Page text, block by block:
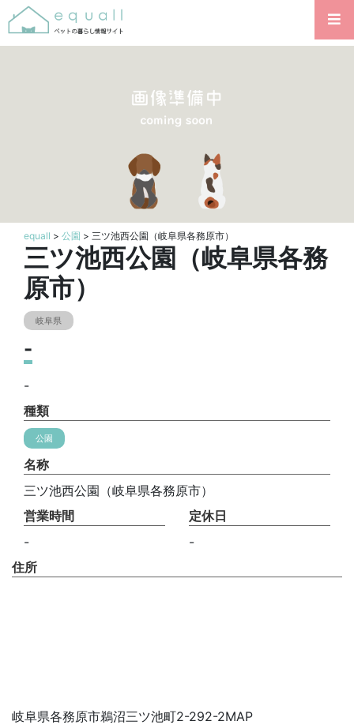
equall > 公園 > 三ツ池西公園（岐阜県各務原市）
三ツ池西公園（岐阜県各務
原市）
岐阜県
-
-
種類
公園
名称
三ツ池西公園（岐阜県各務原市）
営業時間
-
定休日
-
住所
岐阜県各務原市鵜沼三ツ池町2-292-2MAP